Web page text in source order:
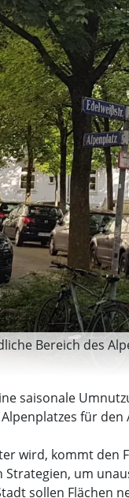
Bereich des
saisonale
für
wird, kommt den
um
sollen Flächen